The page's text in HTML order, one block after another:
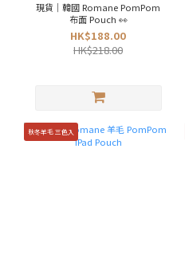
現貨｜韓國 Romane PomPom
布面 Pouch 👀
HK$188.00
HK$218.00
秋冬羊毛 三色入